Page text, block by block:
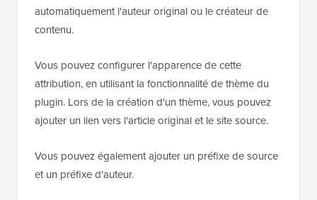
automatiquement l'auteur original ou le créateur de
contenu.
Vous pouvez configurer l'apparence de cette
attribution, en utilisant la fonctionnalité de thème du
plugin. Lors de la création d'un thème, vous pouvez
ajouter un lien vers l'article original et le site source.
Vous pouvez également ajouter un préfixe de source
et un préfixe d'auteur.